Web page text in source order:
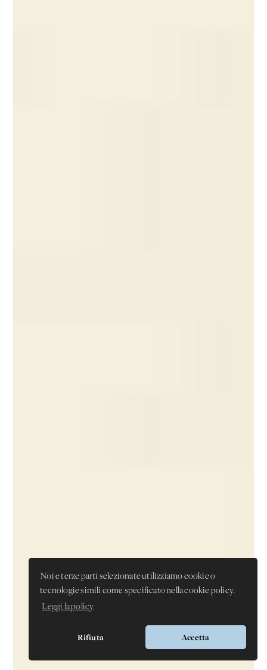
Noi e terze parti selezionate utilizziamo cookie o
tecnologie simili come specificato nella cookie policy.
Leggi la policy
Rifiuta Accetta